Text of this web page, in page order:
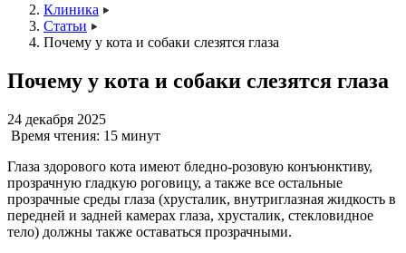
Клиника
Статьи
Почему у кота и собаки слезятся глаза
Почему у кота и собаки слезятся глаза
24 декабря 2025
Время чтения: 15 минут
Глаза здорового кота имеют бледно-розовую конъюнктиву,
прозрачную гладкую роговицу, а также все остальные
прозрачные среды глаза (хрусталик, внутриглазная жидкость в
передней и задней камерах глаза, хрусталик, стекловидное
тело) должны также оставаться прозрачными.